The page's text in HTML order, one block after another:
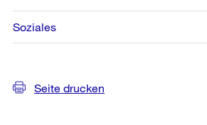
Soziales
Seite drucken